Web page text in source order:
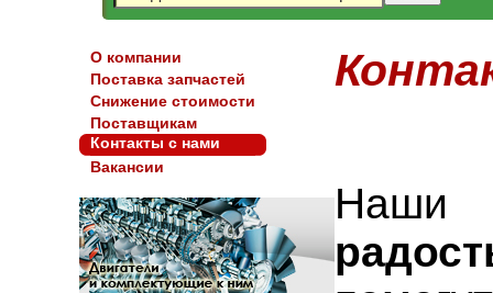
О компании
Поставка запчастей
Снижение стоимости
Поставщикам
Контакты с нами
Вакансии